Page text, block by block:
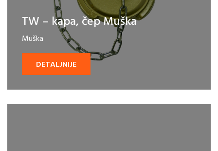
TW – kapa, čep Muška
Muška
DETALJNIJE